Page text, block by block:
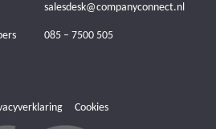
salesdesk@companyconnect.nl
085 – 7500 505
Cookies